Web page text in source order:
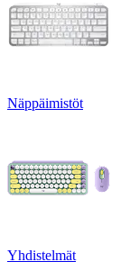
Näppäimistöt
Yhdistelmät